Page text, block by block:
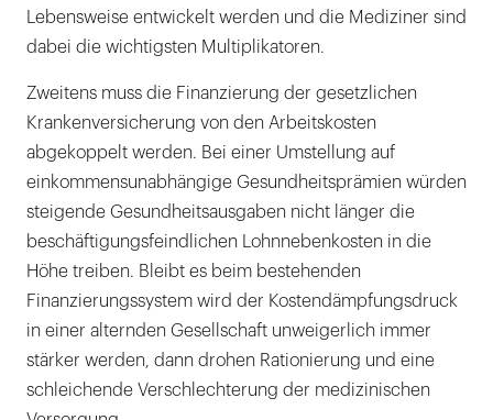
Lebensweise entwickelt werden und die Mediziner sind
dabei die wichtigsten Multiplikatoren.
Zweitens muss die Finanzierung der gesetzlichen
Krankenversicherung von den Arbeitskosten
abgekoppelt werden. Bei einer Umstellung auf
einkommensunabhängige Gesundheitsprämien würden
steigende Gesundheitsausgaben nicht länger die
beschäftigungsfeindlichen Lohnnebenkosten in die
Höhe treiben. Bleibt es beim bestehenden
Finanzierungssystem wird der Kostendämpfungsdruck
in einer alternden Gesellschaft unweigerlich immer
stärker werden, dann drohen Rationierung und eine
schleichende Verschlechterung der medizinischen